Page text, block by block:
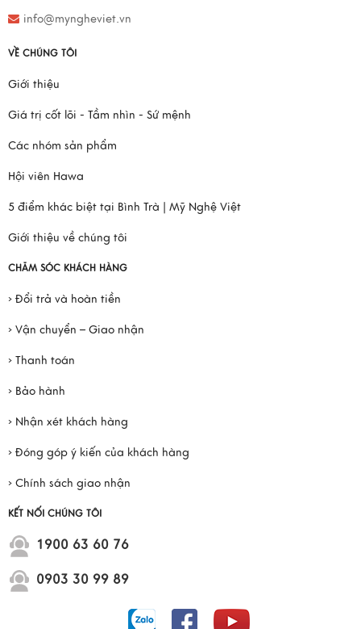
info@myngheviet.vn
VỀ CHÚNG TÔI
Giới thiệu
Giá trị cốt lõi - Tầm nhìn - Sứ mệnh
Các nhóm sản phẩm
Hội viên Hawa
5 điểm khác biệt tại Bình Trà | Mỹ Nghệ Việt
Giới thiệu về chúng tôi
CHĂM SÓC KHÁCH HÀNG
› Đổi trả và hoàn tiền
› Vận chuyển – Giao nhận
› Thanh toán
› Bảo hành
› Nhận xét khách hàng
› Đóng góp ý kiến của khách hàng
› Chính sách giao nhận
KẾT NỐI CHÚNG TÔI
1900 63 60 76
0903 30 99 89